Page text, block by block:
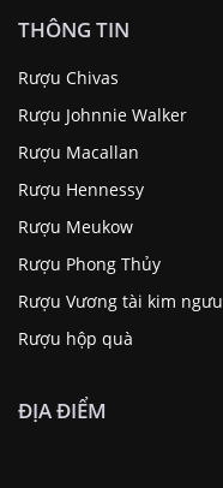
THÔNG TIN
Rượu Chivas
Rượu Johnnie Walker
Rượu Macallan
Rượu Hennessy
Rượu Meukow
Rượu Phong Thủy
Rượu Vương tài kim ngưu
Rượu hộp quà
ĐỊA ĐIỂM